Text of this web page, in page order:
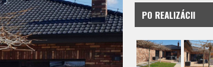
PO REALIZÁCII